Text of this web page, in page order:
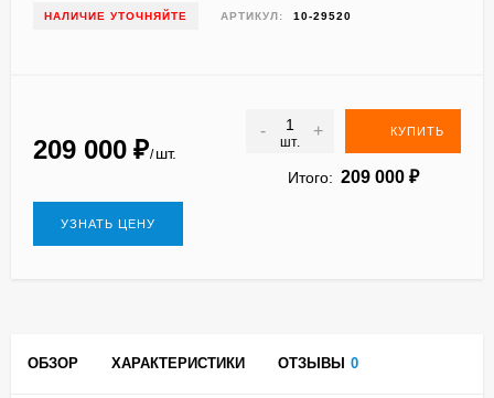
НАЛИЧИЕ УТОЧНЯЙТЕ АРТИКУЛ: 10-29520
209 000 ₽/ шт.
-
шт.
+ КУПИТЬ
Итого: 209 000 ₽
УЗНАТЬ ЦЕНУ
ОБЗОР ХАРАКТЕРИСТИКИ ОТЗЫВЫ 0